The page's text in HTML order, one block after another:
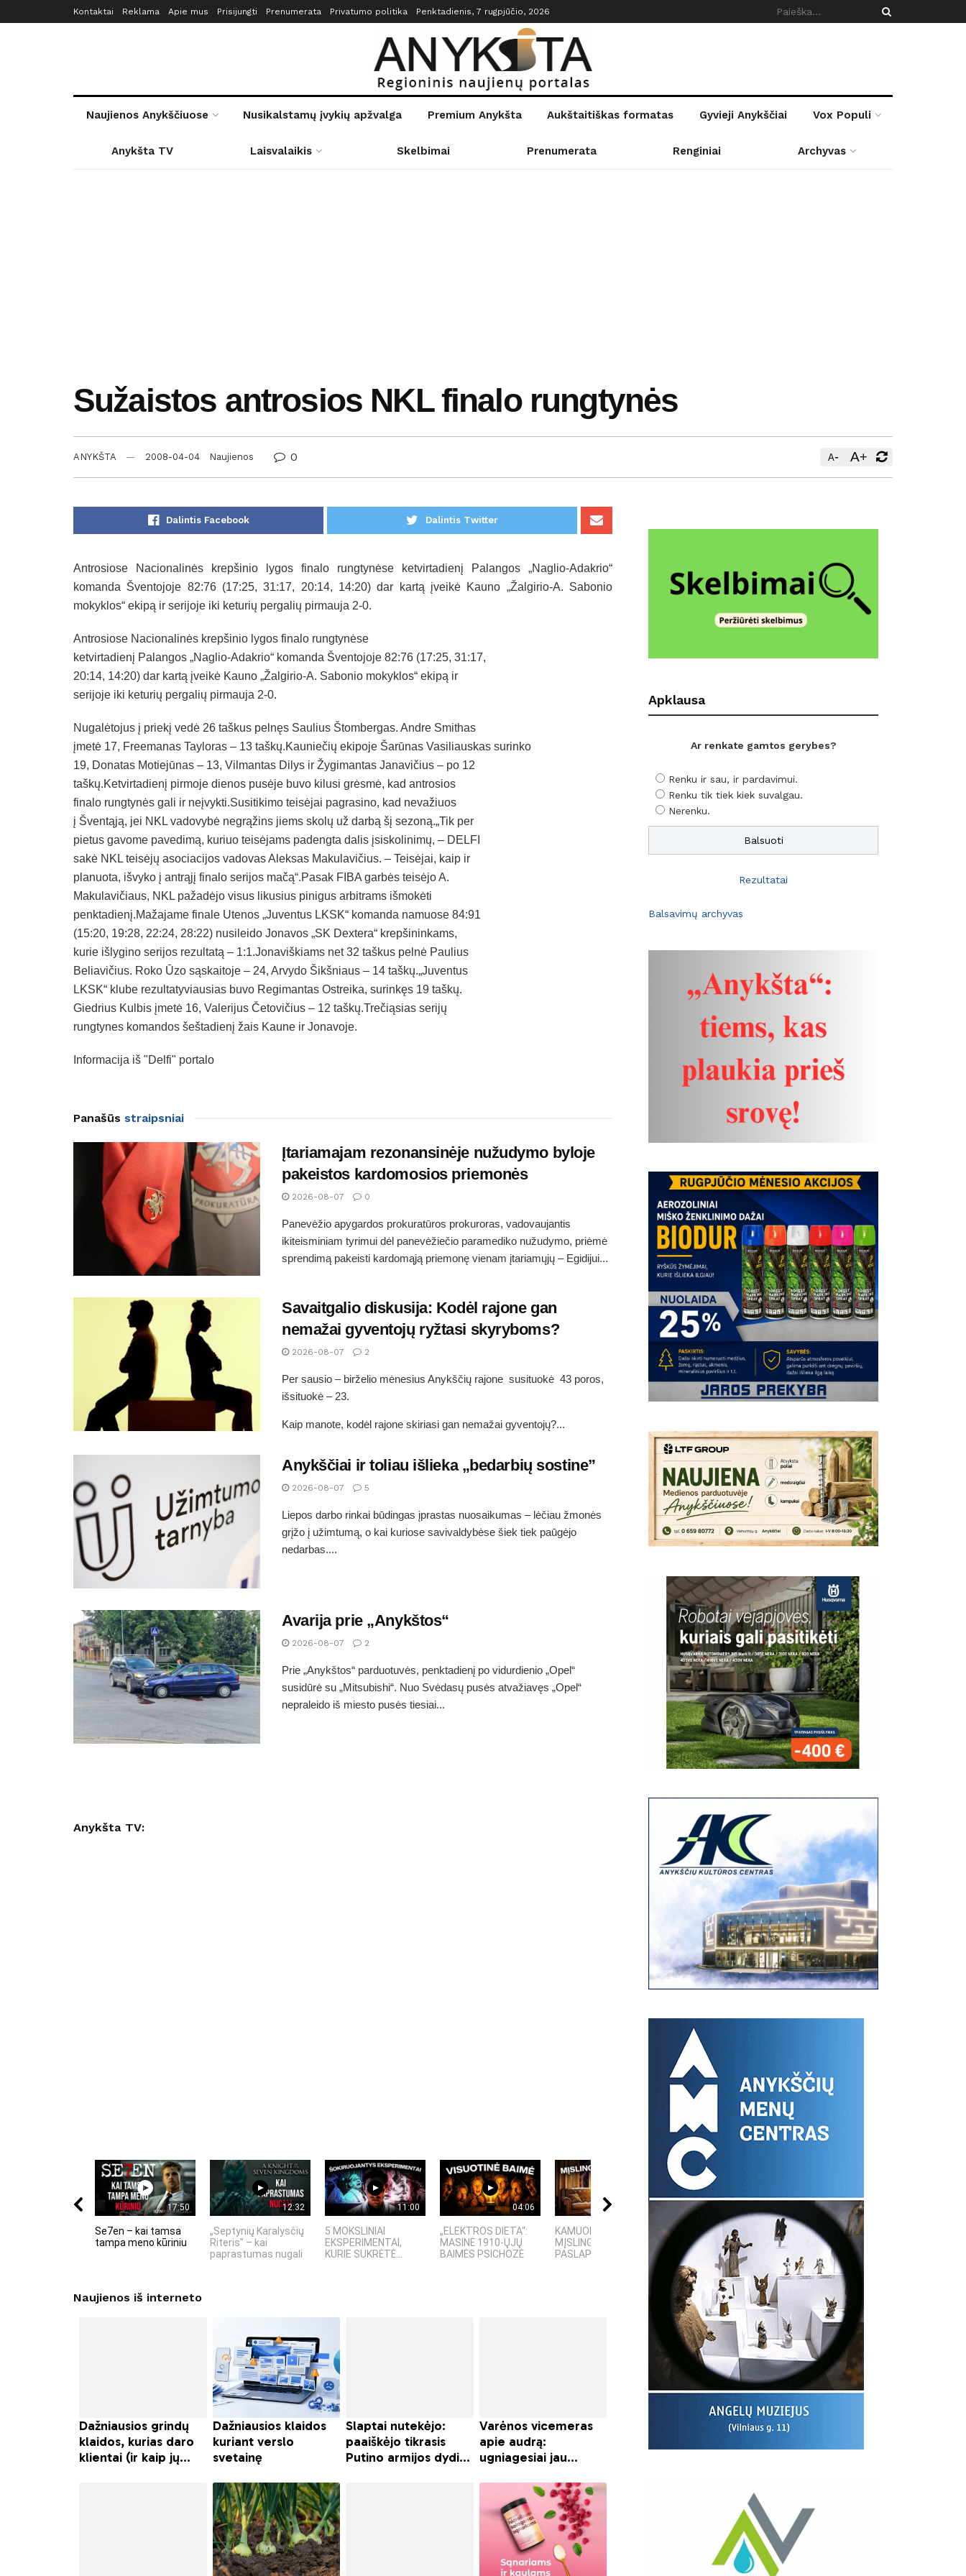
Kontaktai Reklama Apie mus Prisijungti Prenumerata Privatumo politika Penktadienis, 7 rugpjūčio, 2026
Naujienos Anykščiuose Nusikalstamų įvykių apžvalga Premium Anykšta Aukštaitiškas formatas Gyvieji Anykščiai Vox Populi
Anykšta TV Laisvalaikis Skelbimai Prenumerata Renginiai Archyvas
Sužaistos antrosios NKL finalo rungtynės
ANYKŠTA 2008-04-04 Naujienos 0 A- A+
Dalintis Facebook Dalintis Twitter
Antrosiose Nacionalinės krepšinio lygos finalo rungtynėse ketvirtadienį Palangos „Naglio-Adakrio“
komanda Šventojoje 82:76 (17:25, 31:17, 20:14, 14:20) dar kartą įveikė Kauno „Žalgirio-A. Sabonio
mokyklos“ ekipą ir serijoje iki keturių pergalių pirmauja 2-0.
Antrosiose Nacionalinės krepšinio lygos finalo rungtynėse
ketvirtadienį Palangos „Naglio-Adakrio“ komanda Šventojoje 82:76 (17:25, 31:17,
20:14, 14:20) dar kartą įveikė Kauno „Žalgirio-A. Sabonio mokyklos“ ekipą ir
serijoje iki keturių pergalių pirmauja 2-0.
Nugalėtojus į priekį vedė 26 taškus pelnęs Saulius Štombergas. Andre Smithas
įmetė 17, Freemanas Tayloras – 13 taškų.Kauniečių ekipoje Šarūnas Vasiliauskas surinko
19, Donatas Motiejūnas – 13, Vilmantas Dilys ir Žygimantas Janavičius – po 12
taškų.Ketvirtadienį pirmoje dienos pusėje buvo kilusi grėsmė, kad antrosios
finalo rungtynės gali ir neįvykti.Susitikimo teisėjai pagrasino, kad nevažiuos
į Šventąją, jei NKL vadovybė negrąžins jiems skolų už darbą šį sezoną.„Tik per
pietus gavome pavedimą, kuriuo teisėjams padengta dalis įsiskolinimų, – DELFI
sakė NKL teisėjų asociacijos vadovas Aleksas Makulavičius. – Teisėjai, kaip ir
planuota, išvyko į antrąjį finalo serijos mačą“.Pasak FIBA garbės teisėjo A.
Makulavičiaus, NKL pažadėjo visus likusius pinigus arbitrams išmokėti
penktadienį.Mažajame finale Utenos „Juventus LKSK“ komanda namuose 84:91
(15:20, 19:28, 22:24, 28:22) nusileido Jonavos „SK Dextera“ krepšininkams,
kurie išlygino serijos rezultatą – 1:1.Jonaviškiams net 32 taškus pelnė Paulius
Beliavičius. Roko Ūzo sąskaitoje – 24, Arvydo Šikšniaus – 14 taškų.„Juventus
LKSK“ klube rezultatyviausias buvo Regimantas Ostreika, surinkęs 19 taškų.
Giedrius Kulbis įmetė 16, Valerijus Četovičius – 12 taškų.Trečiąsias serijų
rungtynes komandos šeštadienį žais Kaune ir Jonavoje.
Informacija iš "Delfi" portalo
Panašūs straipsniai
Įtariamajam rezonansinėje nužudymo byloje
pakeistos kardomosios priemonės
2026-08-07 0
Panevėžio apygardos prokuratūros prokuroras, vadovaujantis
ikiteisminiam tyrimui dėl panevėžiečio paramediko nužudymo, priėmė
sprendimą pakeisti kardomąją priemonę vienam įtariamųjų – Egidijui...
Savaitgalio diskusija: Kodėl rajone gan
nemažai gyventojų ryžtasi skyryboms?
2026-08-07 2
Per sausio – birželio mėnesius Anykščių rajone susituokė 43 poros,
išsituokė – 23.
Kaip manote, kodėl rajone skiriasi gan nemažai gyventojų?...
Anykščiai ir toliau išlieka „bedarbių sostine”
2026-08-07 5
Liepos darbo rinkai būdingas įprastas nuosaikumas – lėčiau žmonės
grįžo į užimtumą, o kai kuriose savivaldybėse šiek tiek paūgėjo
nedarbas....
Avarija prie „Anykštos“
2026-08-07 2
Prie „Anykštos“ parduotuvės, penktadienį po vidurdienio „Opel“
susidūrė su „Mitsubishi“. Nuo Svėdasų pusės atvažiavęs „Opel“
nepraleido iš miesto pusės tiesiai...
Anykšta TV:
17:50
Se7en – kai tamsa
tampa meno kūriniu
12:32
„Septynių Karalysčių
Riteris" – kai
paprastumas nugali
11:00
5 MOKSLINIAI
EKSPERIMENTAI,
KURIE SUKRĖTĖ...
04:06
„ELEKTROS DIETA“:
MASINĖ 1910-ŲJŲ
BAIMĖS PSICHOZĖ
KAMUOLINIS ŽAIBAS:
MĮSLINGA GAMTOS
PASLAPTIS
Giedriaus Šiukščiaus
atsiliepimas
03:19
Latavėnai: pasaulio
lietuvių vyskupo
tėviškė
Naujienos iš interneto
Apklausa
Ar renkate gamtos gerybes?
Renku ir sau, ir pardavimui.
Renku tik tiek kiek suvalgau.
Nerenku.
Rezultatai
Balsavimų archyvas